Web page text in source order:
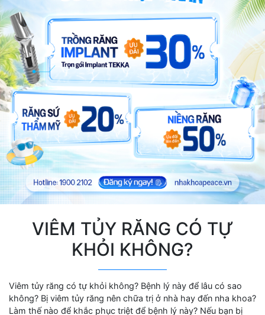
VIÊM TỦY RĂNG CÓ TỰ
KHỎI KHÔNG?
Viêm tủy răng có tự khỏi không? Bệnh lý này để lâu có sao
không? Bị viêm tủy răng nên chữa trị ở nhà hay đến nha khoa?
Làm thế nào để khắc phục triệt để bệnh lý này? Nếu bạn bị